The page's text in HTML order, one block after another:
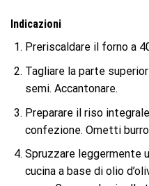
Indicazioni
Preriscaldare il forno a
Tagliare la parte
semi. Accantonare.
Preparare il riso
confezione. Ometti
Spruzzare leggermente
cucina a base di olio